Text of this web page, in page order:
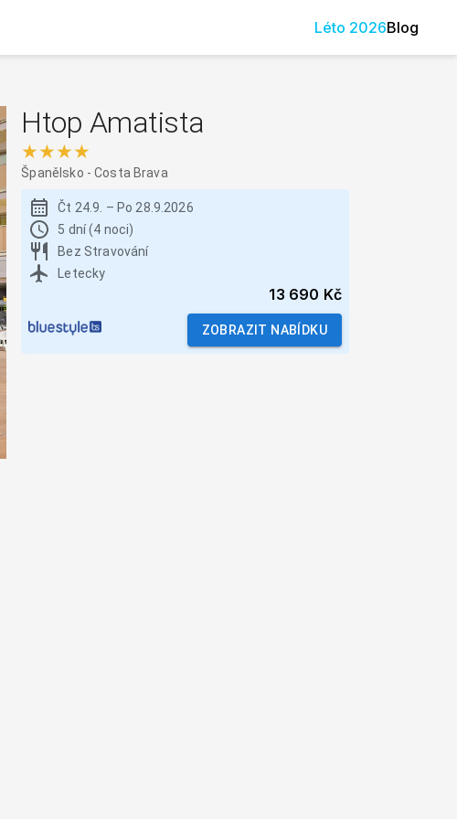
Léto 2026Blog
Htop Amatista
★★★★
Španělsko -Costa Brava
Čt 24.9. – Po 28.9.2026
5 dní (4 noci)
Bez Stravování
Letecky
13 690 Kč
ZOBRAZIT NABÍDKU